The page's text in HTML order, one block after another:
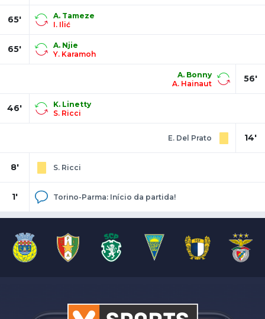
65'
A. Tameze
I. Ilić
65'
A. Njie
Y. Karamoh
56'
A. Bonny
A. Hainaut
46'
K. Linetty
S. Ricci
14'
E. Del Prato
8' S. Ricci
1' Torino-Parma: Início da partida!